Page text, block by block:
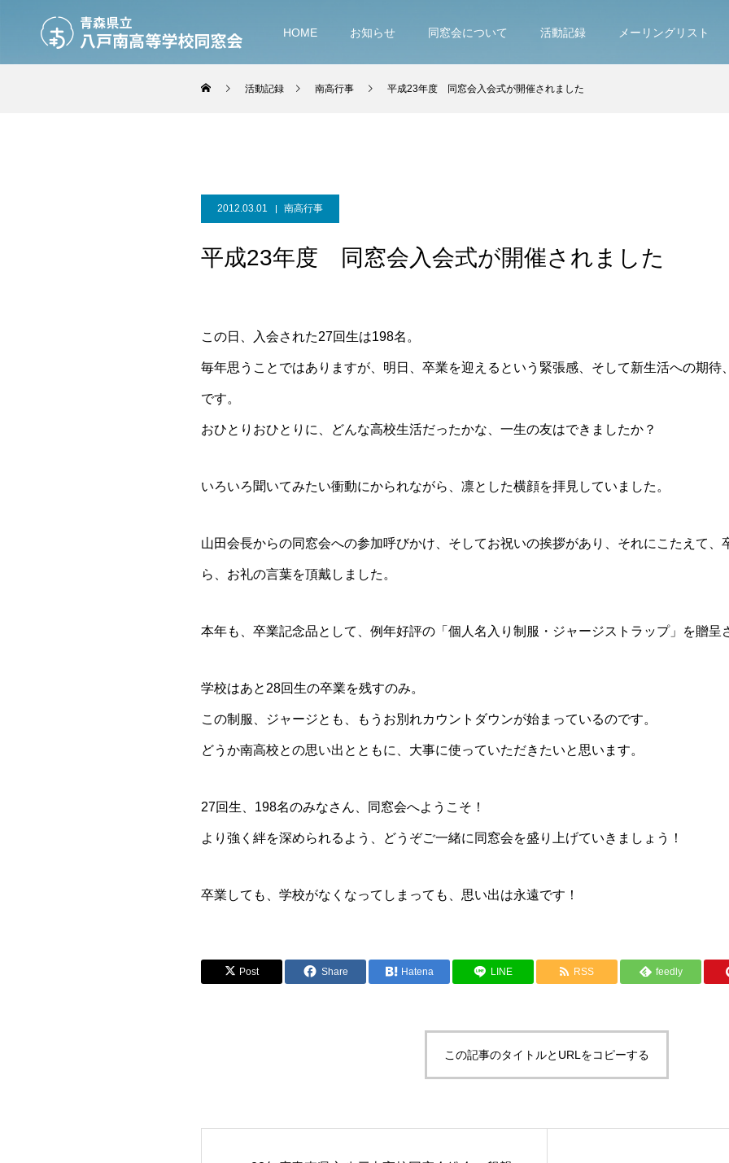
HOME お知らせ 同窓会について 活動記録 メーリングリスト
活動記録 南高行事 平成23年度 同窓会入会式が開催されました
2012.03.01 南高行事
平成23年度 同窓会入会式が開催されました
この日、入会された27回生は198名。
毎年思うことではありますが、明日、卒業を迎えるという緊張感、そして新生活への期待
です。
おひとりおひとりに、どんな高校生活だったかな、一生の友はできましたか？
いろいろ聞いてみたい衝動にかられながら、凛とした横顔を拝見していました。
山田会長からの同窓会への参加呼びかけ、そしてお祝いの挨拶があり、それにこたえて、
ら、お礼の言葉を頂戴しました。
本年も、卒業記念品として、例年好評の「個人名入り制服・ジャージストラップ」を贈呈
学校はあと28回生の卒業を残すのみ。
この制服、ジャージとも、もうお別れカウントダウンが始まっているのです。
どうか南高校との思い出とともに、大事に使っていただきたいと思います。
27回生、198名のみなさん、同窓会へようこそ！
より強く絆を深められるよう、どうぞご一緒に同窓会を盛り上げていきましょう！
卒業しても、学校がなくなってしまっても、思い出は永遠です！
Post Share Hatena LINE RSS feedly
この記事のタイトルとURLをコピーする